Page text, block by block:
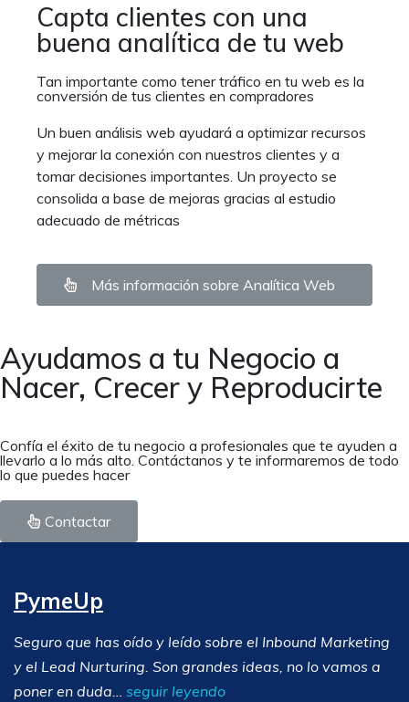
Capta clientes con una
buena analítica de tu web
Tan importante como tener tráfico en tu web es la
conversión de tus clientes en compradores
Un buen análisis web ayudará a optimizar recursos
y mejorar la conexión con nuestros clientes y a
tomar decisiones importantes. Un proyecto se
consolida a base de mejoras gracias al estudio
adecuado de métricas
Más información sobre Analítica Web
Ayudamos a tu Negocio a
Nacer, Crecer y Reproducirte
Confía el éxito de tu negocio a profesionales que te ayuden a
llevarlo a lo más alto. Contáctanos y te informaremos de todo
lo que puedes hacer
Contactar
PymeUp
Seguro que has oído y leído sobre el Inbound Marketing
y el Lead Nurturing. Son grandes ideas, no lo vamos a
poner en duda… seguir leyendo